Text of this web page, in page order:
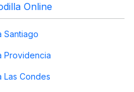
Online
Santiago
Providencia
Las Condes